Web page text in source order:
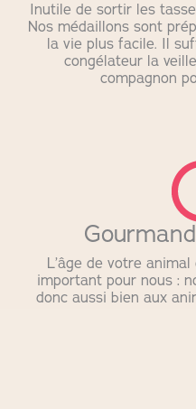
Inutile de sortir les
Nos médaillons sont
la vie plus facile. Il
congélateur la
compagnon
L’âge de votre
important pour nous :
donc aussi bien aux